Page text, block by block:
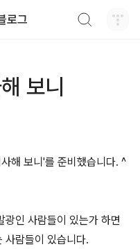
로그
보니
해 보니'를 준비했습니다. ^
인 사람들이 있는가 하면
사람들이 있습니다.